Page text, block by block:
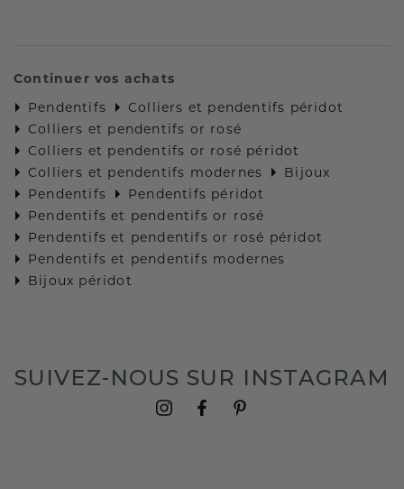
Continuer vos achats
Pendentifs
Colliers et pendentifs péridot
Colliers et pendentifs or rosé
Colliers et pendentifs or rosé péridot
Colliers et pendentifs modernes
Bijoux
Pendentifs
Pendentifs péridot
Pendentifs et pendentifs or rosé
Pendentifs et pendentifs or rosé péridot
Pendentifs et pendentifs modernes
Bijoux péridot
SUIVEZ-NOUS SUR INSTAGRAM